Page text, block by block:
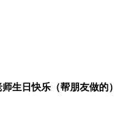
生日快乐（帮朋友做的）